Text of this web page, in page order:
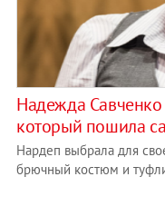
Надежда
который пошила
Нардеп выбрала для
брючный костюм и